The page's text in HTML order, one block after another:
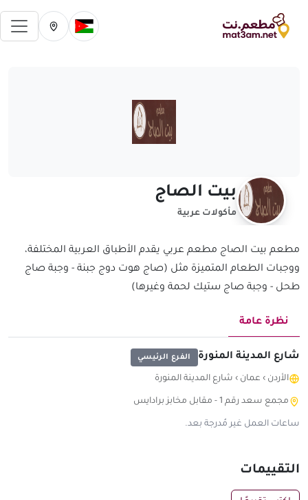
تغيير الدولة الحالية
تغيير المدينة
بيت الصاج
مأكولات عربية
مطعم بيت الصاج مطعم عربي يقدم الأطباق العربية المختلفة،
ووجبات الطعام المتميزة مثل (صاج هوت دوج جبنة - وجبة صاج
طحل - وجبة صاج ستيك لحمة وغيرها)
نظرة عامة
شارع المدينة المنورة الفرع الرئيسي
الأردن › عمان › شارع المدينة المنورة
مجمع سعد رقم 1 - مقابل مخابز برادايس
ساعات العمل غير مُدرجة بعد.
التقييمات